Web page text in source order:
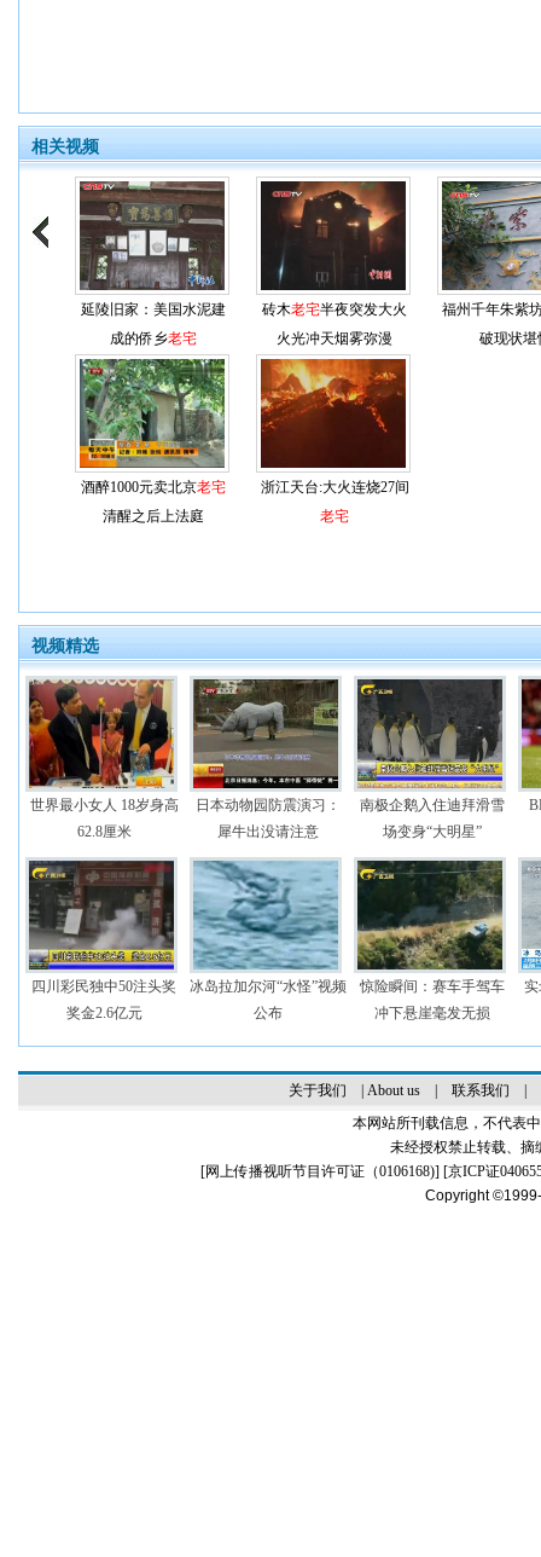
相关视频
延陵旧家：美国水泥建
成的侨乡老宅
砖木老宅半夜突发大火
火光冲天烟雾弥漫
福州千年朱紫
破现状堪
酒醉1000元卖北京老宅
清醒之后上法庭
浙江天台:大火连烧27间
老宅
视频精选
世界最小女人 18岁身高
62.8厘米
日本动物园防震演习：
犀牛出没请注意
南极企鹅入住迪拜滑雪
场变身“大明星”
四川彩民独中50注头奖
奖金2.6亿元
冰岛拉加尔河“水怪”视频
公布
惊险瞬间：赛车手驾车
冲下悬崖毫发无损
关于我们 About us| 联系我们
本网站所刊载信息，不代表
未经授权禁止转载、摘
[网上传播视听节目许可证（0106168)] [京ICP证
Copyright